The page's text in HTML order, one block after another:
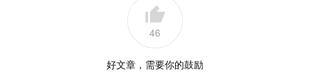
46
好文章，需要你的鼓励